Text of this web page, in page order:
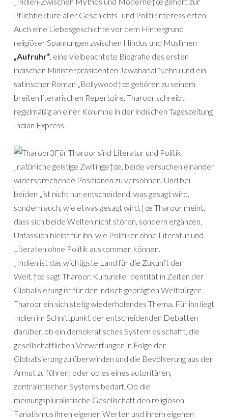
Pflichtlektüre aller Geschichts- und Politikinteressierten.
Auch eine Liebesgeschichte vor dem Hintergrund
religiöser Spannungen zwischen Hindus und Muslimen
„Aufruhr“, eine vielbeachtete Biografie des ersten
indischen Ministerpräsidenten Jawaharlal Nehru und ein
satirischer Roman „Bollywood†œ gehören zu seinem
breiten literarischen Repertoire. Tharoor schreibt
regelmäßig an einer Kolumne in der indischen Tageszeitung
Indian Express.
Für Tharoor sind Literatur und Politik
„natürliche geistige Zwillinge†œ, beide versuchen einander
widersprechende Positionen zu versöhnen. Und bei
beiden „ist nicht nur entscheidend, was gesagt wird,
sondern auch, wie etwas gesagt wird.†œ Tharoor meint,
dass sich beide Welten nicht stören, sondern ergänzen.
Unfasslich bleibt für ihn, wie Politiker ohne Literatur und
Literaten ohne Politik auskommen können.
„Indien ist das wichtigste Land für die Zukunft der
Welt,†œ sagt Tharoor. Kulturelle Identität in Zeiten der
Globalisierung ist für den indisch geprägten Weltbürger
Tharoor ein sich stetig wiederholendes Thema. Für ihn liegt
Indien im Schnittpunkt der entscheidenden Debatten
darüber, ob ein demokratisches System es schafft, die
gesellschaftlichen Verwerfungen in Folge der
Globalisierung zu überwinden und die Bevölkerung aus der
Armut zu führen; oder ob es eines autoritären,
zentralistischen Systems bedarf. Ob die
meinungspluralistische Gesellschaft den religiösen
Fanatismus ihren eigenen Werten und ihrem eigenen